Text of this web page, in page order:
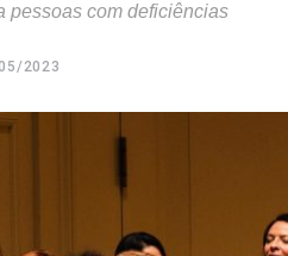
pessoas com deficiências
2023